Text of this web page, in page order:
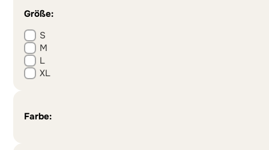
Größe:
S
M
L
XL
Farbe: